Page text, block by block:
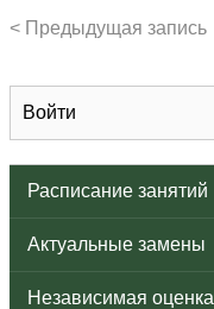
Войти
Расписание занятий
Актуальные замены
Независимая оценка
< Предыдущая запись